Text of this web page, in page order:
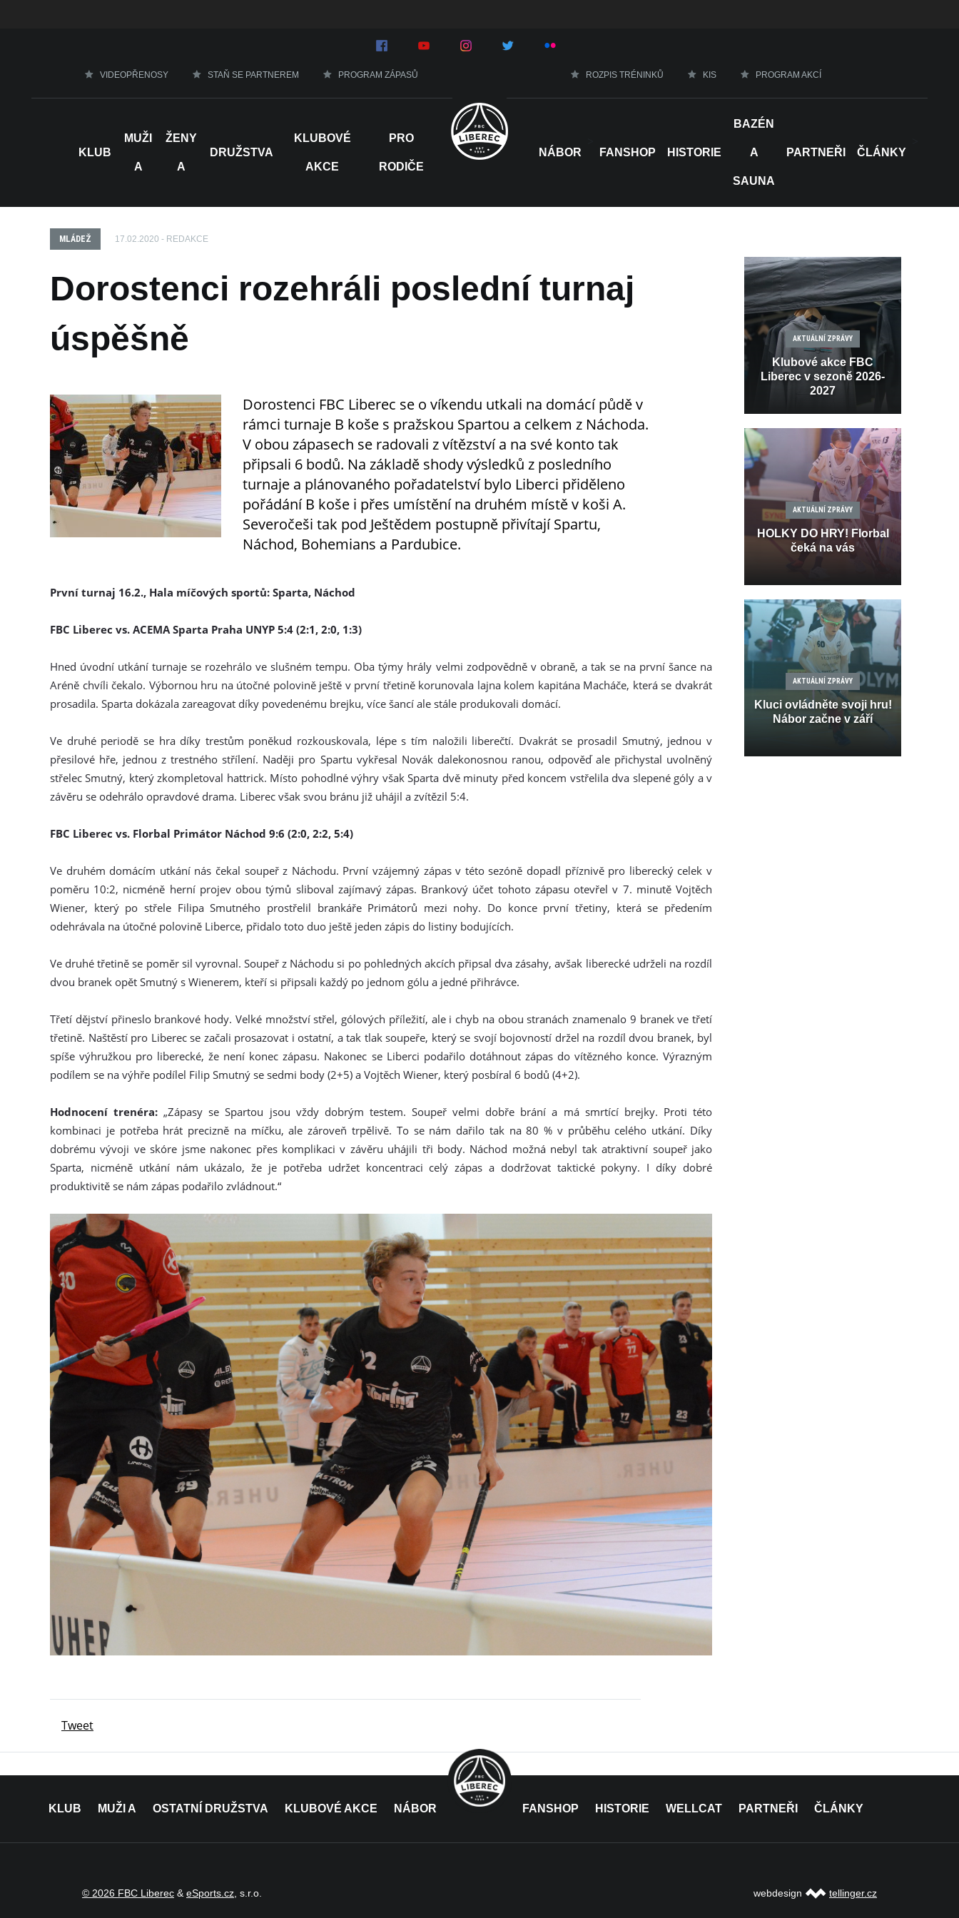
VIDEOPŘENOSY STAŇ SE PARTNEREM PROGRAM ZÁPASŮ ROZPIS TRÉNINKŮ KIS PROGRAM AKCÍ
KLUB
MUŽI
A
ŽENY
A
DRUŽSTVA
KLUBOVÉ
AKCE
PRO
RODIČE
NÁBOR FANSHOP HISTORIE
BAZÉN
A
SAUNA
PARTNEŘI ČLÁNKY
MLÁDEŽ 17.02.2020 - REDAKCE
Dorostenci rozehráli poslední turnaj
úspěšně
Dorostenci FBC Liberec se o víkendu utkali na domácí půdě v
rámci turnaje B koše s pražskou Spartou a celkem z Náchoda.
V obou zápasech se radovali z vítězství a na své konto tak
připsali 6 bodů. Na základě shody výsledků z posledního
turnaje a plánovaného pořadatelství bylo Liberci přiděleno
pořádání B koše i přes umístění na druhém místě v koši A.
Severočeši tak pod Ještědem postupně přivítají Spartu,
Náchod, Bohemians a Pardubice.
První turnaj 16.2., Hala míčových sportů: Sparta, Náchod
FBC Liberec vs. ACEMA Sparta Praha UNYP 5:4 (2:1, 2:0, 1:3)
Hned úvodní utkání turnaje se rozehrálo ve slušném tempu. Oba týmy hrály velmi zodpovědně v obraně, a tak se na první šance na
Aréně chvíli čekalo. Výbornou hru na útočné polovině ještě v první třetině korunovala lajna kolem kapitána Macháče, která se dvakrát
prosadila. Sparta dokázala zareagovat díky povedenému brejku, více šancí ale stále produkovali domácí.
Ve druhé periodě se hra díky trestům poněkud rozkouskovala, lépe s tím naložili liberečtí. Dvakrát se prosadil Smutný, jednou v
přesilové hře, jednou z trestného střílení. Naději pro Spartu vykřesal Novák dalekonosnou ranou, odpověď ale přichystal uvolněný
střelec Smutný, který zkompletoval hattrick. Místo pohodlné výhry však Sparta dvě minuty před koncem vstřelila dva slepené góly a v
závěru se odehrálo opravdové drama. Liberec však svou bránu již uhájil a zvítězil 5:4.
FBC Liberec vs. Florbal Primátor Náchod 9:6 (2:0, 2:2, 5:4)
Ve druhém domácím utkání nás čekal soupeř z Náchodu. První vzájemný zápas v této sezóně dopadl příznivě pro liberecký celek v
poměru 10:2, nicméně herní projev obou týmů sliboval zajímavý zápas. Brankový účet tohoto zápasu otevřel v 7. minutě Vojtěch
Wiener, který po střele Filipa Smutného prostřelil brankáře Primátorů mezi nohy. Do konce první třetiny, která se předením
odehrávala na útočné polovině Liberce, přidalo toto duo ještě jeden zápis do listiny bodujících.
Ve druhé třetině se poměr sil vyrovnal. Soupeř z Náchodu si po pohledných akcích připsal dva zásahy, avšak liberecké udrželi na rozdíl
dvou branek opět Smutný s Wienerem, kteří si připsali každý po jednom gólu a jedné přihrávce.
Třetí dějství přineslo brankové hody. Velké množství střel, gólových příležití, ale i chyb na obou stranách znamenalo 9 branek ve třetí
třetině. Naštěstí pro Liberec se začali prosazovat i ostatní, a tak tlak soupeře, který se svojí bojovností držel na rozdíl dvou branek, byl
spíše výhružkou pro liberecké, že není konec zápasu. Nakonec se Liberci podařilo dotáhnout zápas do vítězného konce. Výrazným
podílem se na výhře podílel Filip Smutný se sedmi body (2+5) a Vojtěch Wiener, který posbíral 6 bodů (4+2).
Hodnocení trenéra: „Zápasy se Spartou jsou vždy dobrým testem. Soupeř velmi dobře brání a má smrtící brejky. Proti této
kombinaci je potřeba hrát precizně na míčku, ale zároveň trpělivě. To se nám dařilo tak na 80 % v průběhu celého utkání. Díky
dobrému vývoji ve skóre jsme nakonec přes komplikaci v závěru uhájili tři body. Náchod možná nebyl tak atraktivní soupeř jako
Sparta, nicméně utkání nám ukázalo, že je potřeba udržet koncentraci celý zápas a dodržovat taktické pokyny. I díky dobré
produktivitě se nám zápas podařilo zvládnout.“
Tweet
AKTUÁLNÍ ZPRÁVY
Klubové akce FBC
Liberec v sezoně 2026-
2027
AKTUÁLNÍ ZPRÁVY
HOLKY DO HRY! Florbal
čeká na vás
AKTUÁLNÍ ZPRÁVY
Kluci ovládněte svoji hru!
Nábor začne v září
KLUB MUŽI A OSTATNÍ DRUŽSTVA KLUBOVÉ AKCE NÁBOR FANSHOP HISTORIE WELLCAT PARTNEŘI ČLÁNKY
© 2026 FBC Liberec & eSports.cz , s.r.o. webdesign tellinger.cz